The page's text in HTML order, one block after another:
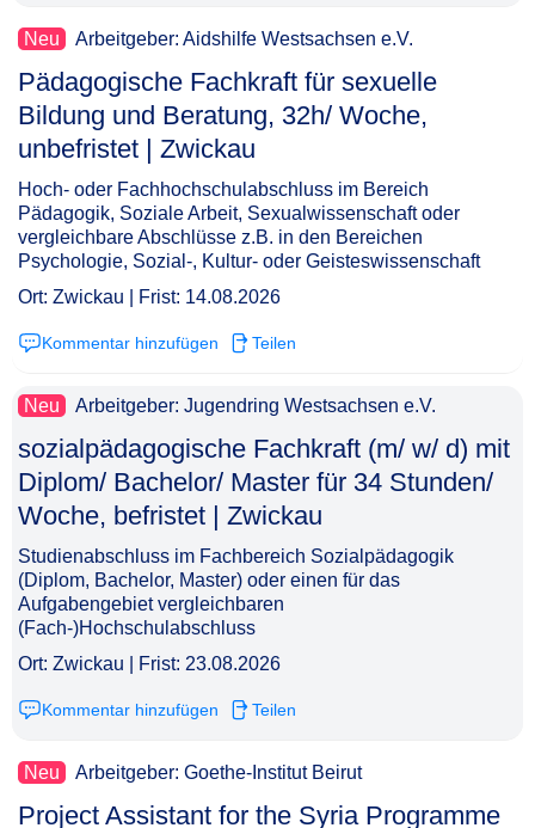
Neu Arbeitgeber: Aidshilfe Westsachsen e.V.
Pädagogische Fachkraft für sexuelle
Bildung und Beratung, 32h/ Woche,
unbefristet | Zwickau​‌‌‌‌​‌​‌‌‌​‌‌​‌​‌‌
Hoch- oder Fachhochschulabschluss im Bereich
Pädagogik, Soziale Arbeit, Sexualwissenschaft oder
vergleichbare Abschlüsse z.B. in den Bereichen
Psychologie, Sozial-, Kultur- oder Geisteswissenschaft
Ort: Zwickau | Frist: 14.08.2026
Kommentar hinzufügen Teilen
Neu Arbeitgeber: Jugendring Westsachsen e.V.
sozialpädagogische Fachkraft (m/ w/ d) mit
Diplom/ Bachelor/ Master für 34 Stunden/
Woche, befristet | Zwickau​‌‌‌‌​‌​‌‌‌​‌‌​‌​‌​
Studienabschluss im Fachbereich Sozialpädagogik
(Diplom, Bachelor, Master) oder einen für das
Aufgabengebiet vergleichbaren
(Fach-)Hochschulabschluss
Ort: Zwickau | Frist: 23.08.2026
Kommentar hinzufügen Teilen
Neu Arbeitgeber: Goethe-Institut Beirut
Project Assistant for the Syria Programme